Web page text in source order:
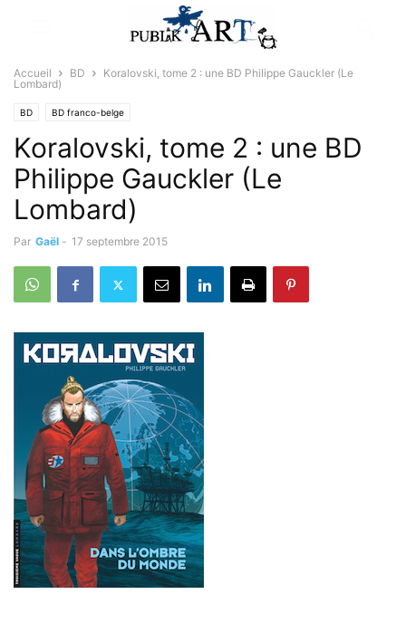
Accueil BD
Koralovski, tome 2 : une BD Philippe Gauckler (Le
Lombard)
BD BD franco-belge
Koralovski, tome 2 : une BD
Philippe Gauckler (Le
Lombard)
Par Gaël - 17 septembre 2015